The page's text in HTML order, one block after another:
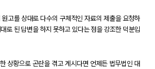
법률지식인
고객후기
업무분야
고를 상대로 다수의 구체적인 자료의 제출을 요청하
로 된 답변을 하지 못하고 있다는 점을 강조한 덕분입
상황으로 곤란을 겪고 계시다면 언제든 법무법인 대